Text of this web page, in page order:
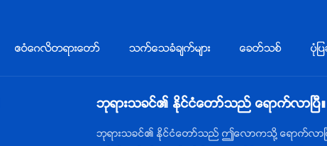
ဧဝံေဂလိတရားေတာ္ သက္ေသခံခ်က္မ်ား ေခတ္သစ္ ပုံျ
ဘုရားသခင္၏ ႏိုင္ငံေတာ္သည္ ေရာက္လာၿပီ။
ဘုရားသခင္၏ ႏိုင္ငံေတာ္သည္ ဤေလာကသို႔ ေရာက္လာၿ